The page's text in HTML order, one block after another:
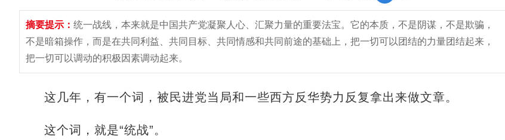
摘要提示： 统一战线，本来就是中国共产党凝聚人心、汇聚力量的重要法宝。它的本质，不是阴谋，不是欺骗，
不是暗箱操作，而是在共同利益、共同目标、共同情感和共同前途的基础上，把一切可以团结的力量团结起来，
把一切可以调动的积极因素调动起来。
这几年，有一个词，被民进党当局和一些西方反华势力反复拿出来做文章。
这个词，就是“统战”。